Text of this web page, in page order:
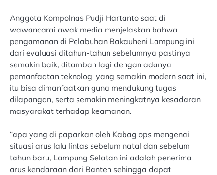
Anggota Kompolnas Pudji Hartanto saat di
wawancarai awak media menjelaskan bahwa
pengamanan di Pelabuhan Bakauheni Lampung ini
dari evaluasi ditahun-tahun sebelumnya pastinya
semakin baik, ditambah lagi dengan adanya
pemanfaatan teknologi yang semakin modern saat ini,
itu bisa dimanfaatkan guna mendukung tugas
dilapangan, serta semakin meningkatnya kesadaran
masyarakat terhadap keamanan.
“apa yang di paparkan oleh Kabag ops mengenai
situasi arus lalu lintas sebelum natal dan sebelum
tahun baru, Lampung Selatan ini adalah penerima
arus kendaraan dari Banten sehingga dapat